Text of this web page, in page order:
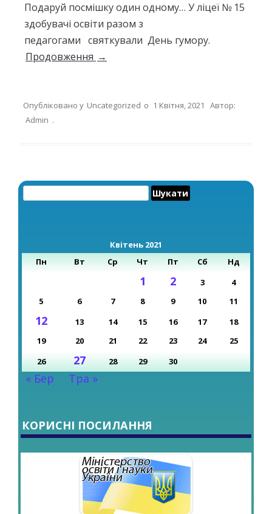
Подаруй посмішку один одному… У ліцеї № 15
здобувачі освіти разом з
педагогами святкували День гумору.
Продовження →
Опубліковано у Uncategorized о 1 Квітня, 2021
Автор:
Admin .
Квітень 2021
Пн
Вт Ср Чт Пт Сб Нд
1 2 3
4
5
6 7 8 9 10 11
12 13 14 15 16 17
18
19
20 21 22 23 24
25
26
27 28 29 30
« Бер Тра »
КОРИСНІ ПОСИЛАННЯ